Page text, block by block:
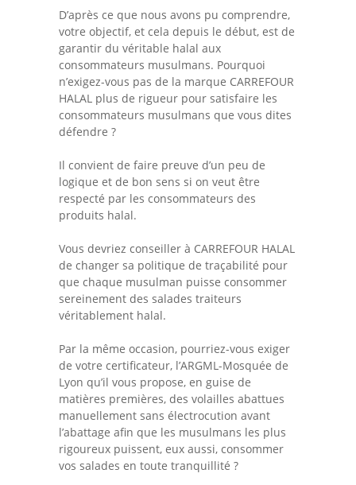
D’après ce que nous avons pu comprendre,
votre objectif, et cela depuis le début, est de
garantir du véritable halal aux
consommateurs musulmans. Pourquoi
n’exigez-vous pas de la marque CARREFOUR
HALAL plus de rigueur pour satisfaire les
consommateurs musulmans que vous dites
défendre ?
Il convient de faire preuve d’un peu de
logique et de bon sens si on veut être
respecté par les consommateurs des
produits halal.
Vous devriez conseiller à CARREFOUR HALAL
de changer sa politique de traçabilité pour
que chaque musulman puisse consommer
sereinement des salades traiteurs
véritablement halal.
Par la même occasion, pourriez-vous exiger
de votre certificateur, l’ARGML-Mosquée de
Lyon qu’il vous propose, en guise de
matières premières, des volailles abattues
manuellement sans électrocution avant
l’abattage afin que les musulmans les plus
rigoureux puissent, eux aussi, consommer
vos salades en toute tranquillité ?